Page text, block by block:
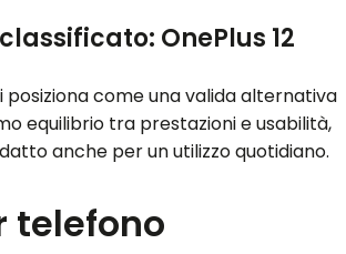
OnePlus 12
posiziona come una valida alternativa
equilibrio tra prestazioni e usabilità,
anche per un utilizzo quotidiano.
telefono